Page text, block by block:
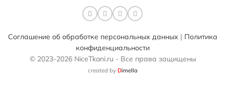
Соглашение об обработке персональных данных | Политика
конфиденциальности
© 2023-2026 NiceTkani.ru - Все права защищены
created by Dimella